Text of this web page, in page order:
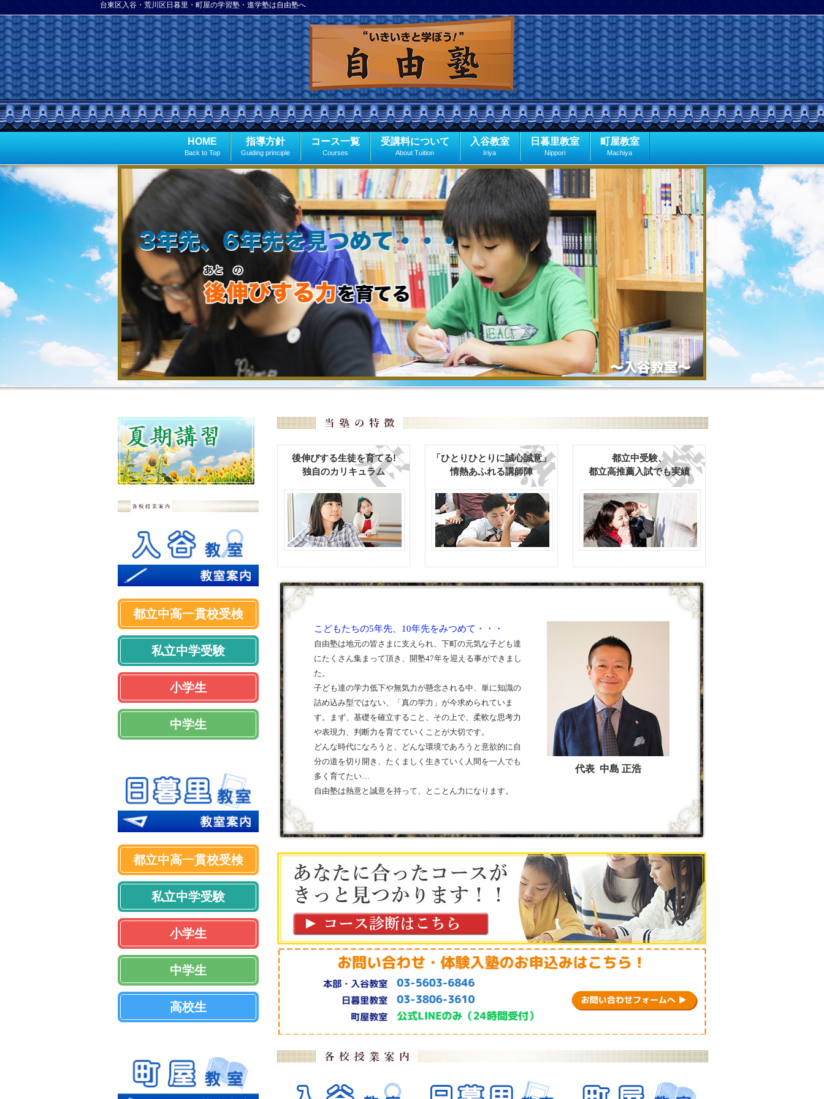
台東区入谷・荒川区日暮里・町屋の学習塾・進学塾は自由塾へ
HOME
Back to Top
指導方針
Guiding principle
コース一覧
Courses
受講料について
About Tuition
入谷教室
Iriya
日暮里教室
Nippori
町屋教室
Machiya
後伸びする生徒を育てる!
独自のカリキュラム
「ひとりひとりに誠心誠意」
情熱あふれる講師陣
都立中受験、
都立高推薦入試でも実績
こどもたちの5年先、10年先をみつめて・・・
自由塾は地元の皆さまに支えられ、下町の元気な子ども達
にたくさん集まって頂き、開塾47年を迎える事ができまし
た。
子ども達の学力低下や無気力が懸念される中、単に知識の
詰め込み型ではない、「真の学力」が今求められていま
す。まず、基礎を確立すること、その上で、柔軟な思考力
や表現力、判断力を育てていくことが大切です。
どんな時代になろうと、どんな環境であろうと意欲的に自
分の道を切り開き、たくましく生きていく人間を一人でも
多く育てたい…
自由塾は熱意と誠意を持って、とことん力になります。
代表 中島 正浩
都立中高一貫校受検
私立中学受験
小学生
中学生
都立中高一貫校受検
私立中学受験
小学生
中学生
高校生